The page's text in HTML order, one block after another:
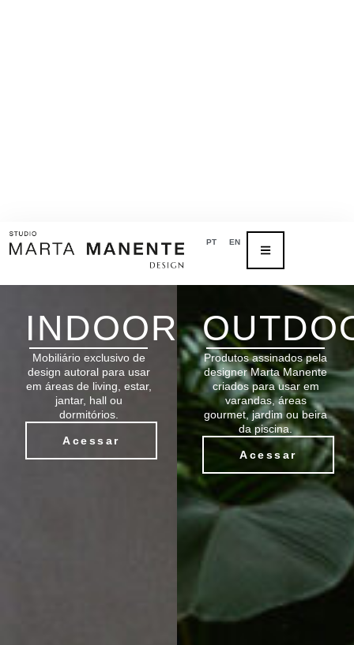
PT EN
INDOOR
Mobiliário exclusivo de
design autoral para usar
em áreas de living, estar,
jantar, hall ou
dormitórios.
Acessar
Produtos assinados pela
designer Marta Manente
criados para usar em
varandas, áreas
gourmet, jardim ou beira
da piscina.
Acessar